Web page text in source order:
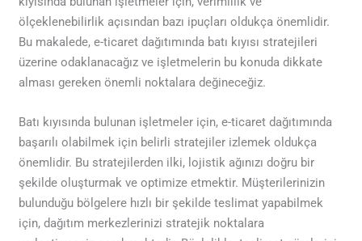
ölçeklenebilirlik açısından bazı ipuçları oldukça önemlidir.
Bu makalede, e-ticaret dağıtımında batı kıyısı stratejileri
üzerine odaklanacağız ve işletmelerin bu konuda dikkate
alması gereken önemli noktalara değineceğiz.
Batı kıyısında bulunan işletmeler için, e-ticaret dağıtımında
başarılı olabilmek için belirli stratejiler izlemek oldukça
önemlidir. Bu stratejilerden ilki, lojistik ağınızı doğru bir
şekilde oluşturmak ve optimize etmektir. Müşterilerinizin
bulunduğu bölgelere hızlı bir şekilde teslimat yapabilmek
için, dağıtım merkezlerinizi stratejik noktalara